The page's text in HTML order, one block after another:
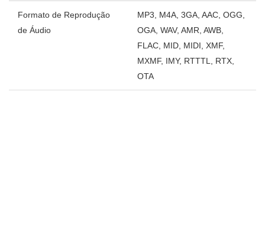
Formato de Reprodução
de Áudio
MP3, M4A, 3GA, AAC, OGG,
OGA, WAV, AMR, AWB,
FLAC, MID, MIDI, XMF,
MXMF, IMY, RTTTL, RTX,
OTA